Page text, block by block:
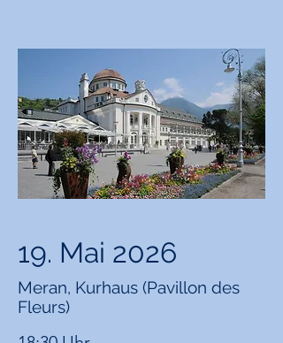
19. Mai 2026
Meran, Kurhaus (Pavillon des
Fleurs)